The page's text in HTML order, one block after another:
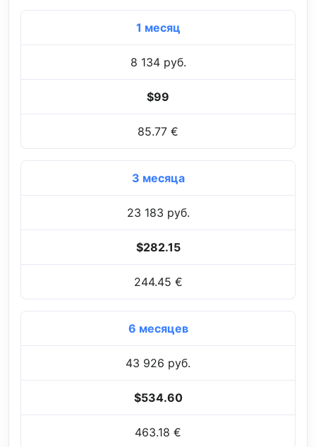
1 месяц
8 134 руб.
$99
85.77 €
3 месяца
23 183 руб.
$282.15
244.45 €
6 месяцев
43 926 руб.
$534.60
463.18 €